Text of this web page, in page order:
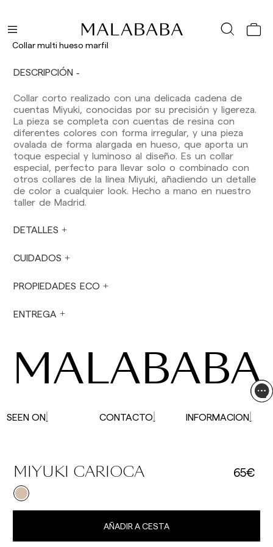
Collar multi hueso marfil
MIYUKI CARIOCA 65€
AÑADIR A CESTA
DESCRIPCIÓN
Collar corto realizado con una delicada cadena de
cuentas Miyuki, conocidas por su precisión y ligereza.
La pieza se completa con cuentas de resina con
diferentes colores con forma irregular, y una pieza
ovalada de forma alargada en hueso, que aporta un
toque especial y luminoso al diseño. Es un collar
especial, perfecto para llevar solo o combinado con
otros collares de la linea Miyuki, añadiendo un detalle
de color a cualquier look. Hecho a mano en nuestro
taller de Madrid.
DETALLES
CUIDADOS
PROPIEDADES ECO
ENTREGA
Excepto pre-orders.
Baleares: 2-5 días laborables. Excepto pre-
Canarias, Ceuta y Melilla: 7-10 días laborables.
Excepto pre-orders.
Envíos a Europa: 3-5 días laborables. Excepto
pre-orders.
Envíos a USA: 5-7 días laborables
Envíos fuera de la Comunidad Europea: 10-13
días laborables. Excepto pre-orders. Por favor,
ten en cuenta que, si estás fuera de la Unión
Europea, deberás estar al tanto y hacerte
cargo de los impuestos de aduanas locales.
que el pago ha sido confirmado y en el
16:00 h. Los pedidos realizados fuera de ese
festivos.
En períodos vacacionales, los plazos de envío
MALABABA
SEEN ON CONTACTO INFORMACION